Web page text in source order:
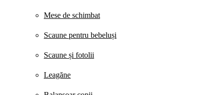
Mese de schimbat
Scaune pentru bebeluși
Scaune și fotolii
Leagăne